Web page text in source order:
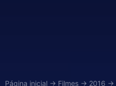
Página inicial → Filmes → 2016 →